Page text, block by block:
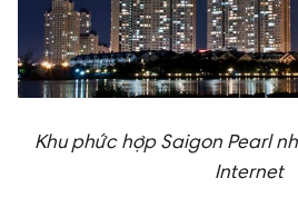
Khu phức hợp Saigon Pearl
Internet